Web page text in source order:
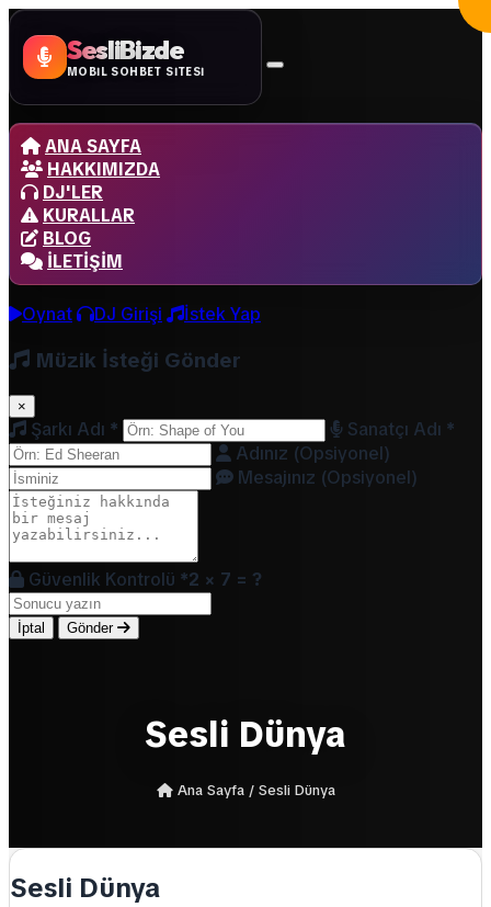
SesliBizde
MOBİL SOHBET SİTESİ
ANA SAYFA
HAKKIMIZDA
DJ'LER
KURALLAR
BLOG
İLETIŞIM
Oynat DJ Girişi İstek Yap
Müzik İsteği Gönder
×
Şarkı Adı * Sanatçı Adı *
Adınız (Opsiyonel)
Mesajınız (Opsiyonel)
Güvenlik Kontrolü *2 × 7 = ?
İptal Gönder
Sesli Dünya
Ana Sayfa /Sesli Dünya
Sesli Dünya